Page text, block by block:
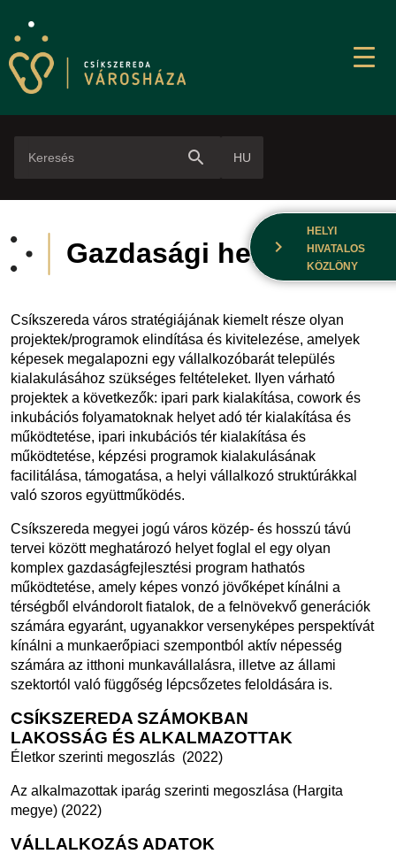
search HU
chevron_right
HELYI
HIVATALOS
KÖZLÖNY
Gazdasági helyzetkép
Csíkszereda város stratégiájának kiemelt része olyan
projektek/programok elindítása és kivitelezése, amelyek
képesek megalapozni egy vállalkozóbarát település
kialakulásához szükséges feltételeket. Ilyen várható
projektek a következők: ipari park kialakítása, cowork és
inkubációs folyamatoknak helyet adó tér kialakítása és
működtetése, ipari inkubációs tér kialakítása és
működtetése, képzési programok kialakulásának
facilitálása, támogatása, a helyi vállalkozó struktúrákkal
való szoros együttműködés.
Csíkszereda megyei jogú város közép- és hosszú távú
tervei között meghatározó helyet foglal el egy olyan
komplex gazdaságfejlesztési program hathatós
működtetése, amely képes vonzó jövőképet kínálni a
térségből elvándorolt fiatalok, de a felnövekvő generációk
számára egyaránt, ugyanakkor versenyképes perspektívát
kínálni a munkaerőpiaci szempontból aktív népesség
számára az itthoni munkavállalásra, illetve az állami
szektortól való függőség lépcsőzetes feloldására is.
CSÍKSZEREDA SZÁMOKBAN
LAKOSSÁG ÉS ALKALMAZOTTAK
Életkor szerinti megoszlás (2022)
Az alkalmazottak iparág szerinti megoszlása (Hargita
megye) (2022)
VÁLLALKOZÁS ADATOK